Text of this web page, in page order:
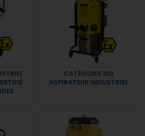
CATÉGORIE IIID
ASPIRATEUR INDUSTRIEL